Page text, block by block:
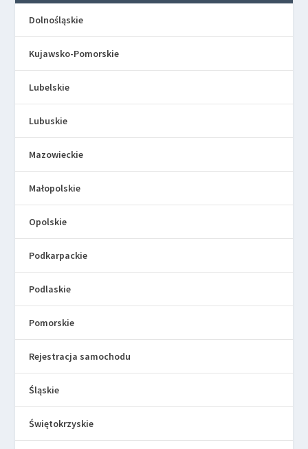
Dolnośląskie
Kujawsko-Pomorskie
Lubelskie
Lubuskie
Mazowieckie
Małopolskie
Opolskie
Podkarpackie
Podlaskie
Pomorskie
Rejestracja samochodu
Śląskie
Świętokrzyskie